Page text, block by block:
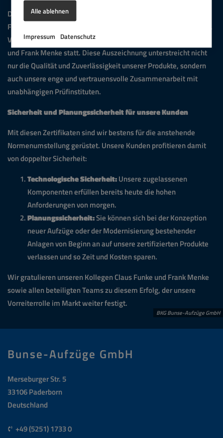
Alle ablehnen
Impressum Datenschutz
BKG Bunse-Aufzüge GmbH
Die feierliche Übergabe der Zertifikate fand anlässlich der
Fachmesse Interlift durch Herrn Dipl-Ing. (FH) Chadi Noureddine,
Vertreter des TÜV Süd, an unsere Kollegen Dipl. Ing. Claus Funke
und Frank Menke statt. Diese Auszeichnung unterstreicht nicht
nur die Qualität und Zuverlässigkeit unserer Produkte, sondern
auch unsere enge und vertrauensvolle Zusammenarbeit mit
unabhängigen Prüfinstituten.
Sicherheit und Planungssicherheit für unsere Kunden
Mit diesen Zertifikaten sind wir bestens für die anstehende
Normenumstellung gerüstet. Unsere Kunden profitieren damit
von doppelter Sicherheit:
Technologische Sicherheit:Unsere zugelassenen
Komponenten erfüllen bereits heute die hohen
Anforderungen von morgen.
Planungssicherheit:Sie können sich bei der Konzeption
neuer Aufzüge oder der Modernisierung bestehender
Anlagen von Beginn an auf unsere zertifizierten Produkte
verlassen und so Zeit und Kosten sparen.
Wir gratulieren unseren Kollegen Claus Funke und Frank Menke
sowie allen beteiligten Teams zu diesem Erfolg, der unsere
Vorreiterrolle im Markt weiter festigt.
Bunse-Aufzüge GmbH
Merseburger Str. 5
33106 Paderborn
Deutschland
+49 (5251) 1733 0